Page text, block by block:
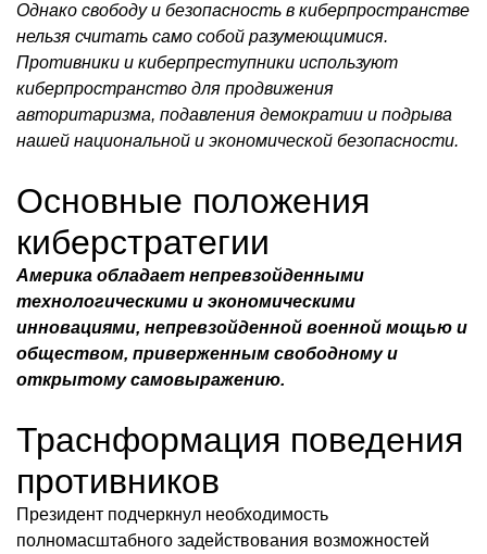
Однако свободу и безопасность в киберпространстве
нельзя считать само собой разумеющимися.
Противники и киберпреступники используют
киберпространство для продвижения
авторитаризма, подавления демократии и подрыва
нашей национальной и экономической безопасности.
Основные положения
киберстратегии
Америка обладает непревзойденными
технологическими и экономическими
инновациями, непревзойденной военной мощью и
обществом, приверженным свободному и
открытому самовыражению.
Траснформация поведения
противников
Президент подчеркнул необходимость
полномасштабного задействования возможностей